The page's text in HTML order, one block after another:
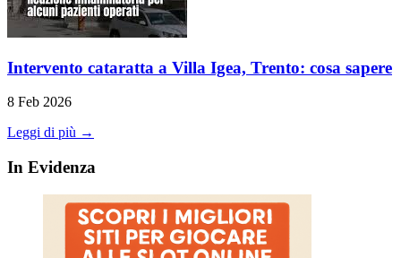
Intervento cataratta a Villa Igea, Trento: cosa sapere
8 Feb 2026
Leggi di più →
In Evidenza